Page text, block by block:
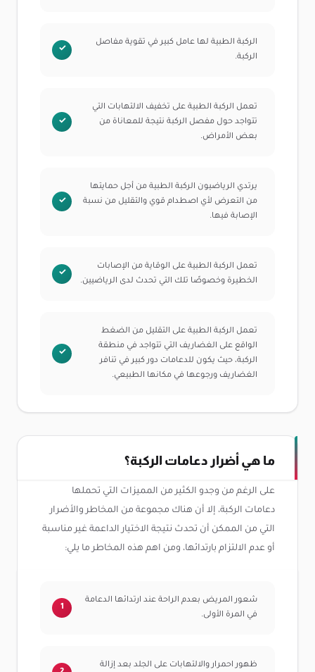
الركبة الطبية لها عامل كبير في تقوية مفاصل
الركبة.
تعمل الركبة الطبية على تخفيف الالتهابات التي
تتواجد حول مفصل الركبة نتيجة للمعاناة من
بعض الأمراض.
يرتدي الرياضيون الركبة الطبية من أجل حمايتها
من التعرض لأي اصطدام قوي والتقليل من نسبة
الإصابة فيها.
تعمل الركبة الطبية على الوقاية من الإصابات
الخطيرة وخصوصًا تلك التي تحدث لدى الرياضيين.
تعمل الركبة الطبية على التقليل من الضغط
الواقع على الغضاريف التي تتواجد في منطقة
الركبة، حيث يكون للدعامات دور كبير في تنافر
الغضاريف ورجوعها في مكانها الطبيعي.
ما هي أضرار دعامات الركبة؟
على الرغم من وجدو الكثير من المميزات التي تحملها
دعامات الركبة، إلا أن هناك مجموعة من المخاطر والأضرار
التي من الممكن أن تحدث نتيجة الاختيار الداعمة غير مناسبة
أو عدم الالتزام بارتدائها، ومن اهم هذه المخاطر ما يلي:
شعور المريض بعدم الراحة عند ارتدائها الدعامة
في المرة الأولى.
ظهور احمرار والالتهابات على الجلد بعد إزالة